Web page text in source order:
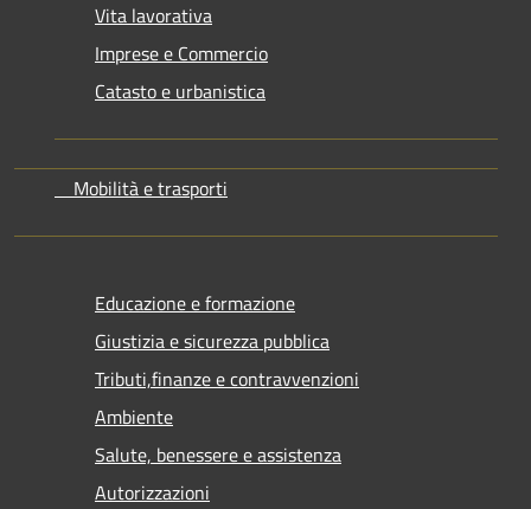
Vita lavorativa
Imprese e Commercio
Catasto e urbanistica
Mobilità e trasporti
Educazione e formazione
Giustizia e sicurezza pubblica
Tributi,finanze e contravvenzioni
Ambiente
Salute, benessere e assistenza
Autorizzazioni